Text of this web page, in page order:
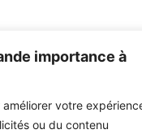
importance à
votre
ou du contenu